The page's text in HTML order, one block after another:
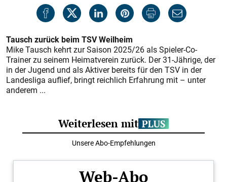
Tausch zurück beim TSV Weilheim
Mike Tausch kehrt zur Saison 2025/26 als Spieler-Co-
Trainer zu seinem Heimatverein zurück. Der 31-Jährige, der
in der Jugend und als Aktiver bereits für den TSV in der
Landesliga auflief, bringt reichlich Erfahrung mit – unter
anderem ...